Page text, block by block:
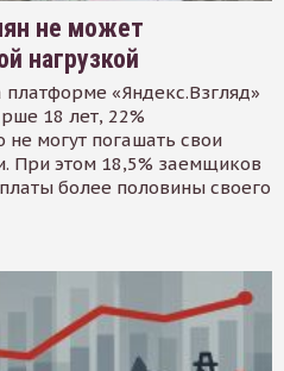
не может
нагрузкой
«Яндекс.Взгляд»
18 лет, 22%
не могут погашать свои
При этом 18,5% заемщиков
более половины своего